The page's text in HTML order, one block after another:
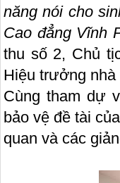
năng nói cho
Cao đẳng Vĩnh
thu số 2, Chủ
Hiệu trưởng
Cùng tham dự
bảo vệ đề tài
quan và các